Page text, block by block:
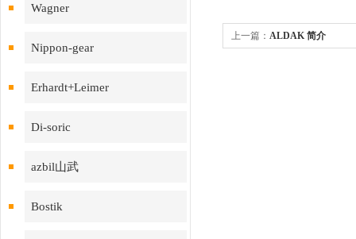
Wagner
Nippon-gear
Erhardt+Leimer
Di-soric
azbil山武
Bostik
上一篇： ALDAK 简介